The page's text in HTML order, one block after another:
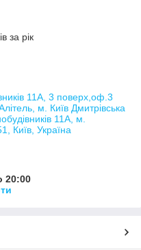
за рік
11А, 3 поверх,оф.3
м. Київ Дмитрівська
11А, м.
Київ, Україна
20:00